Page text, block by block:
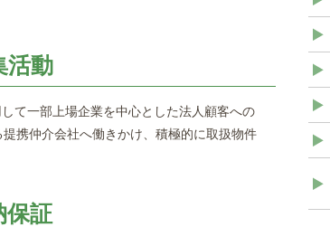
活動
て一部上場企業を中心とした法人顧客への
携仲介会社へ働きかけ、積極的に取扱物件
保証